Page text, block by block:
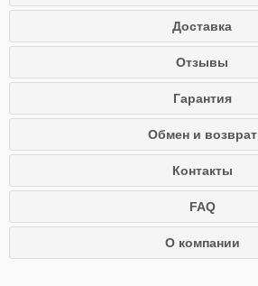
Доставка
Отзывы
Гарантия
Обмен и возврат
Контакты
FAQ
О компании